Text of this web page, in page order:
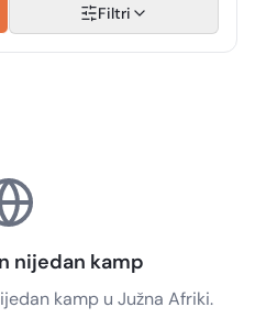
Filtri
nijedan kamp
kamp u Južna Afriki.